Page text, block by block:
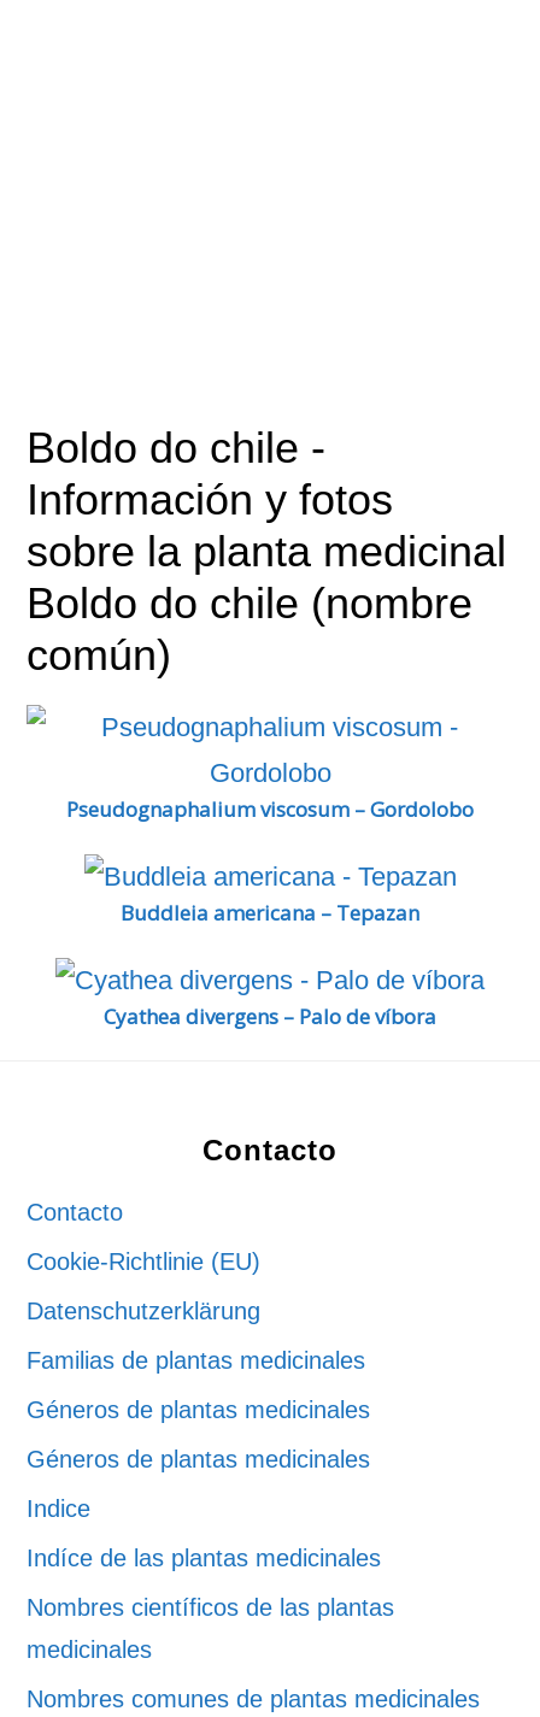
Boldo do chile -
Información y fotos
sobre la planta medicinal
Boldo do chile (nombre
común)
Pseudognaphalium viscosum – Gordolobo
Buddleia americana – Tepazan
Cyathea divergens – Palo de víbora
Contacto
Contacto
Cookie-Richtlinie (EU)
Datenschutzerklärung
Familias de plantas medicinales
Géneros de plantas medicinales
Géneros de plantas medicinales
Indice
Indíce de las plantas medicinales
Nombres científicos de las plantas
medicinales
Nombres comunes de plantas medicinales